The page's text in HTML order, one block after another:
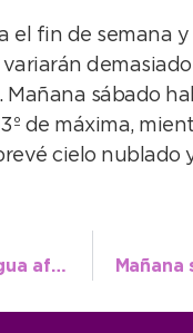
el fin de semana y
Mañana sábado
de máxima,
cielo nublado y
Pozos de agua afectados por corte de energía en Quequén